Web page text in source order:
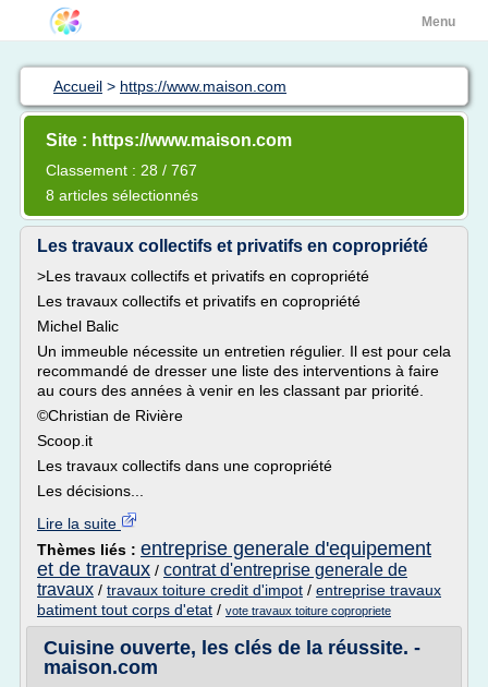
Menu
Accueil > https://www.maison.com
Site : https://www.maison.com
Classement : 28 / 767
8 articles sélectionnés
Les travaux collectifs et privatifs en copropriété
>Les travaux collectifs et privatifs en copropriété
Les travaux collectifs et privatifs en copropriété
Michel Balic
Un immeuble nécessite un entretien régulier. Il est pour cela
recommandé de dresser une liste des interventions à faire
au cours des années à venir en les classant par priorité.
©Christian de Rivière
Scoop.it
Les travaux collectifs dans une copropriété
Les décisions...
Lire la suite
Thèmes liés : entreprise generale d'equipement
et de travaux / contrat d'entreprise generale de
travaux / travaux toiture credit d'impot / entreprise travaux
batiment tout corps d'etat / vote travaux toiture copropriete
Cuisine ouverte, les clés de la réussite. -
maison.com